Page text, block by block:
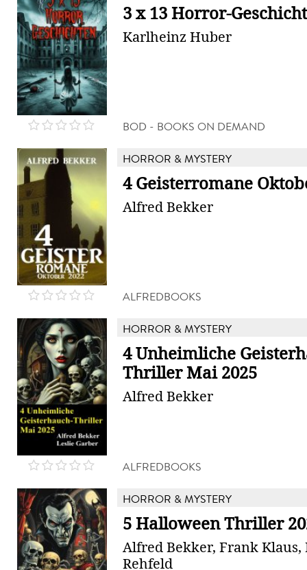
3 x 13 Horror-
Karlheinz Huber
BOD - BOOKS ON DEMAND
HORROR & MYSTERY
4 Geisterromane
Alfred Bekker
ALFREDBOOKS
HORROR & MYSTERY
4 Unheimliche
Thriller Mai 2025
Alfred Bekker
ALFREDBOOKS
HORROR & MYSTERY
5 Halloween Thriller
Alfred Bekker, Frank Klaus,
Rehfeld